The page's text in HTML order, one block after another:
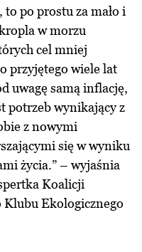
po prostu za mało i
w morzu
cel mniej
przyjętego wiele lat
uwagę samą inflację,
potrzeb wynikający z
z nowymi
się w wyniku
życia.” – wyjaśnia
Koalicji
Ekologicznego